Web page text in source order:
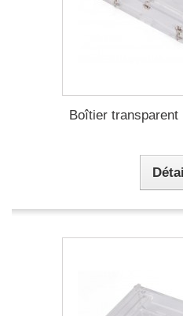
Boîtier transparent